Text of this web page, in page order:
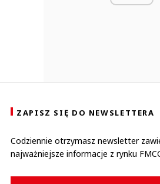
ZAPISZ SIĘ DO NEWSLETTERA
Codziennie otrzymasz newsletter
najważniejsze informacje z rynku